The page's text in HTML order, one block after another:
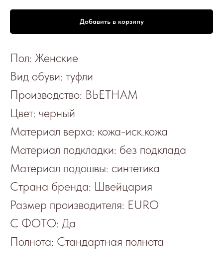
Добавить в корзину
Пол: Женские
Вид обуви: туфли
Производство: ВЬЕТНАМ
Цвет: черный
Материал верха: кожа-иск.кожа
Материал подкладки: без подклада
Материал подошвы: синтетика
Страна бренда: Швейцария
Размер производителя: EURO
С ФОТО: Да
Полнота: Стандартная полнота